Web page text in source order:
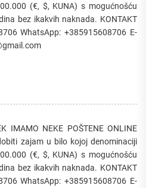
(€, $, KUNA) s mogućnošću
bez ikakvih naknada. KONTAKT
WhatsApp: +385915608706 E-
IMAMO NEKE POŠTENE ONLINE
zajam u bilo kojoj denominaciji
(€, $, KUNA) s mogućnošću
bez ikakvih naknada. KONTAKT
WhatsApp: +385915608706 E-